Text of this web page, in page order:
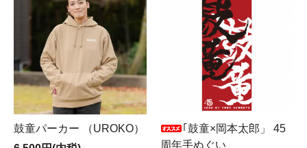
鼓童パーカー （UROKO）
｢鼓童×岡本太郎」 45
周年手ぬぐい